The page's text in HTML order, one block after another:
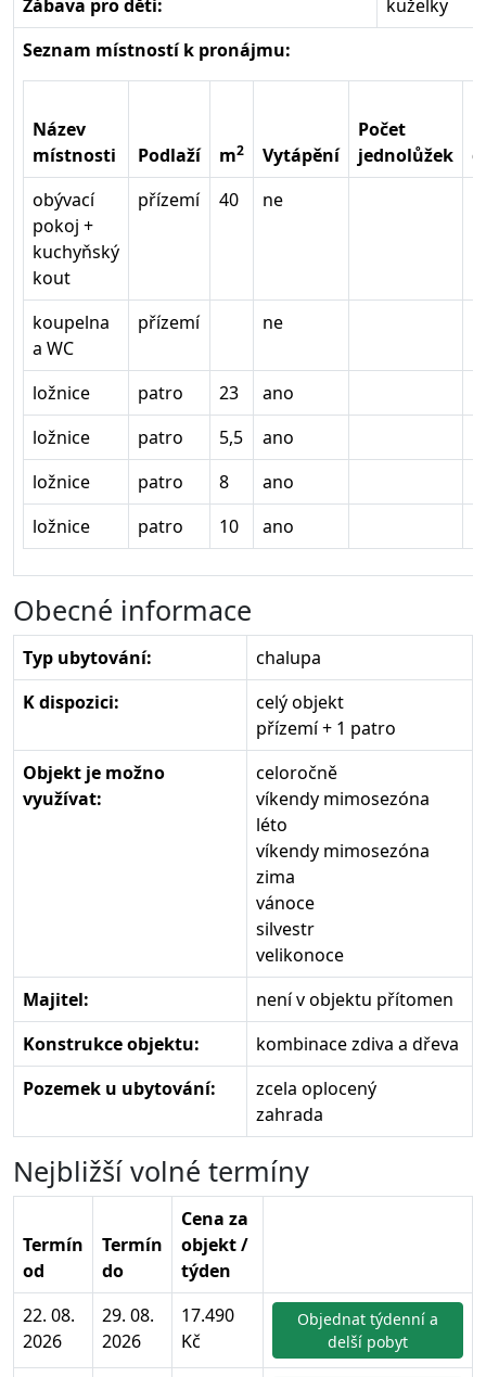
Zábava pro děti:
kuželky
Seznam místností k pronájmu:
Název
místnosti
Podlaží m2 Vytápění
Počet
jednolůžek
obývací
pokoj +
kuchyňský
kout
přízemí 40 ne
koupelna
a WC
přízemí ne
ložnice patro 23 ano
ložnice
patro 5,5 ano
ložnice
patro 8 ano
ložnice
patro 10 ano
Obecné informace
Typ ubytování:
chalupa
K dispozici:
celý objekt
přízemí + 1 patro
Objekt je možno
využívat:
celoročně
víkendy mimosezóna
léto
víkendy mimosezóna
zima
vánoce
silvestr
velikonoce
Majitel:
není v objektu přítomen
Konstrukce objektu:
kombinace zdiva a dřeva
Pozemek u ubytování:
zcela oplocený
zahrada
Nejbližší volné termíny
Termín
od
Termín
do
Cena za
objekt /
týden
22. 08.
2026
29. 08.
2026
17.490
Kč
Objednat týdenní a
delší pobyt